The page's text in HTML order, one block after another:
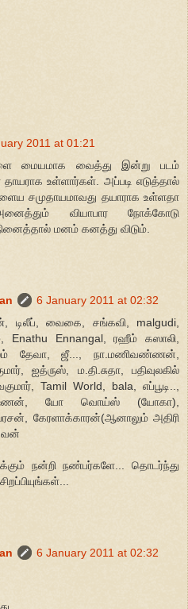
2011 at 01:21
மையமாக வைத்து இன்று படம்
உள்ளார்கள். அப்படி எடுத்தால்
சமுதாயமாவது தயாராக உள்ளதா
வியாபார நோக்கோடு
மனம் கனத்து விடும்.
6 January 2011 at 02:32
டிலீப், வைகை, சங்கவி, malgudi,
Enathu Ennangal, ரஹீம் கஸாலி,
சேலம் தேவா, ஜீ..., நா.மணிவண்ணன்,
ஐத்ருஸ், ம.தி.சுதா, பதிவுலகில்
Tamil World, bala, எப்பூடி..,
யோ வொய்ஸ் (யோகா),
கேரளாக்காரன்(ஆனாலும் அதிரி
நன்றி நண்பர்களே... தொடர்ந்து
6 January 2011 at 02:32